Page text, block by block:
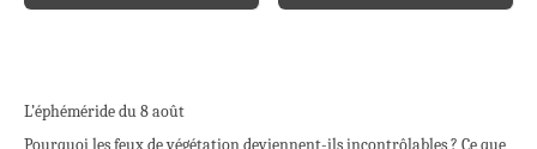
L’éphéméride du 8 août